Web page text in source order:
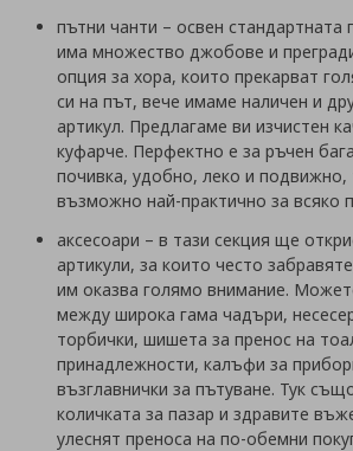
пътни чанти – освен стандартната
има множество джобове и
опция за хора, които прекарват
си на път, вече имаме наличен и
артикул. Предлагаме ви изчистен
куфарче. Перфектно е за ръчен
почивка, удобно, леко и подвижно,
възможно най-практично за всяко
аксесоари – в тази секция ще
артикули, за които често
им оказва голямо внимание.
между широка гама чадъри,
торбички, шишета за пренос на
принадлежности, калъфи за
възглавнички за пътуване. Тук
количката за пазар и здравите
улеснят преноса на по-обемни